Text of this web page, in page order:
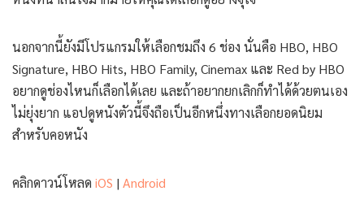
นอกจากนี้ยังมีโปรแกรมให้เลือกชมถึง 6 ช่อง นั่นคือ HBO, HBO
Signature, HBO Hits, HBO Family, Cinemax และ Red by HBO
อยากดูช่องไหนก็เลือกได้เลย และถ้าอยากยกเลิกก็ทำได้ด้วยตนเอง
ไม่ยุ่งยาก แอปดูหนังตัวนี้จึงถือเป็นอีกหนึ่งทางเลือกยอดนิยม
สำหรับคอหนัง
คลิกดาวน์โหลด iOS | Android